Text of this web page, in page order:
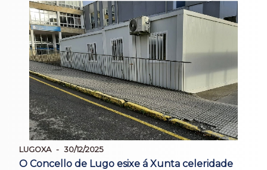
LUGOXA 30/12/2025
O Concello de Lugo esixe á Xunta celeridade